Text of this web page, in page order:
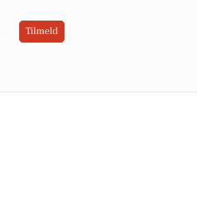
Tilmeld